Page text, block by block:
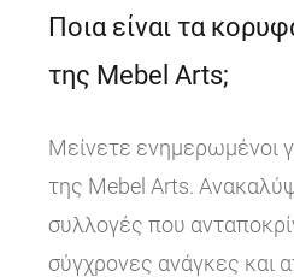
Ποια είναι τα
της Mebel Arts;
Μείνετε ενημερωμένοι
της Mebel Arts.
συλλογές που
σύγχρονες ανάγκες και